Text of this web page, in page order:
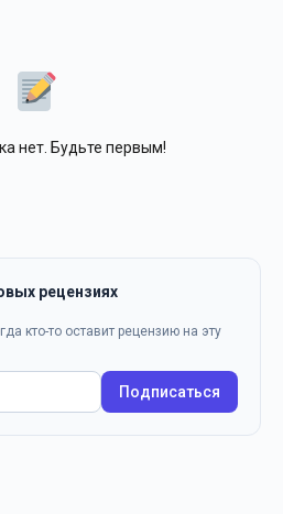
нет. Будьте первым!
рецензиях
кто-то оставит рецензию на эту
Подписаться